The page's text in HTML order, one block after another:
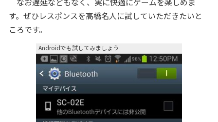
す。ぜひレスポンスを高橋名人に試していただきたいと
ころです。
Androidでも試してみましょう